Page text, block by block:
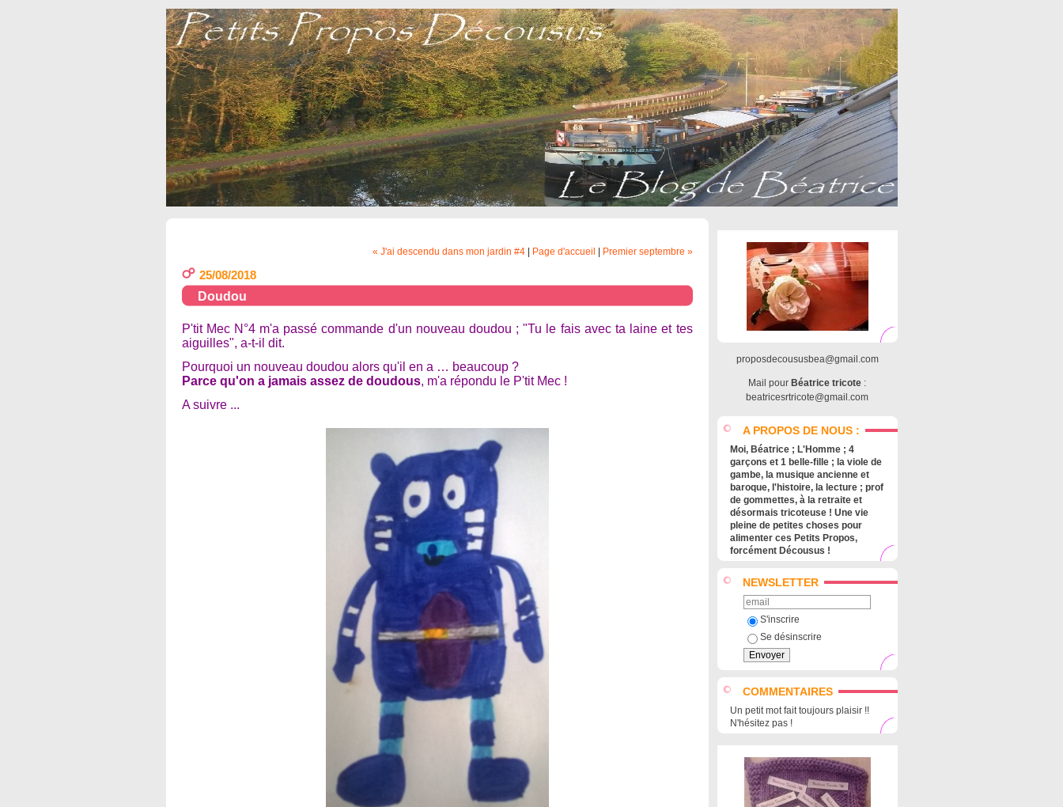
proposdecoususbea@gmail.com
Mail pour Béatrice tricote :
beatricesrtricote@gmail.com
A PROPOS DE NOUS :
Moi, Béatrice ; L'Homme ; 4
garçons et 1 belle-fille ; la viole de
gambe, la musique ancienne et
baroque, l'histoire, la lecture ; prof
de gommettes, à la retraite et
désormais tricoteuse ! Une vie
pleine de petites choses pour
alimenter ces Petits Propos,
forcément Décousus !
NEWSLETTER
S'inscrire
Se désinscrire
COMMENTAIRES
Un petit mot fait toujours plaisir !!
N'hésitez pas !
« J'ai descendu dans mon jardin #4| Page d'accueil Premier septembre »
25/08/2018
Doudou
P'tit Mec N°4 m'a passé commande d'un nouveau doudou ; "Tu le fais avec ta laine et tes
aiguilles", a-t-il dit.
Pourquoi un nouveau doudou alors qu'il en a … beaucoup ?
Parce qu'on a jamais assez de doudous, m'a répondu le P'tit Mec !
A suivre ...